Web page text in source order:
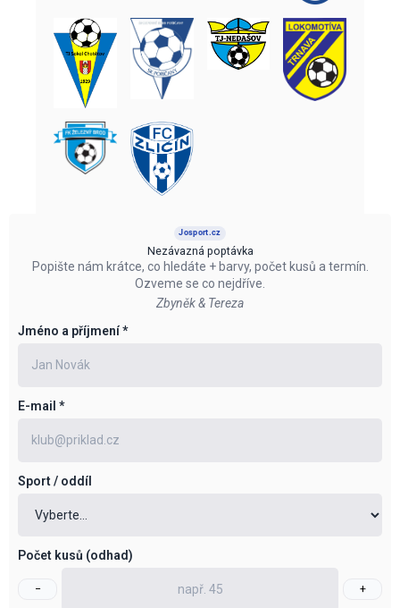
Josport.cz
Nezávazná poptávka
Popište nám krátce, co hledáte + barvy, počet kusů a termín.
Ozveme se co nejdříve.
Zbyněk & Tereza
Jméno a příjmení*
E-mail *
Sport / oddíl
Počet kusů (odhad)
− +